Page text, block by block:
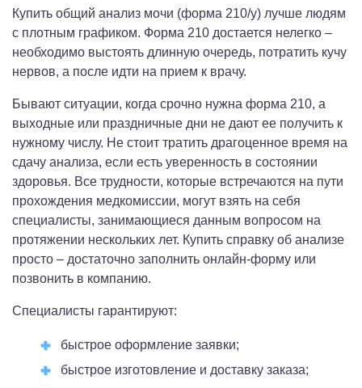
Купить общий анализ мочи (форма 210/у) лучше людям
с плотным графиком. Форма 210 достается нелегко –
необходимо выстоять длинную очередь, потратить кучу
нервов, а после идти на прием к врачу.
Бывают ситуации, когда срочно нужна форма 210, а
выходные или праздничные дни не дают ее получить к
нужному числу. Не стоит тратить драгоценное время на
сдачу анализа, если есть уверенность в состоянии
здоровья. Все трудности, которые встречаются на пути
прохождения медкомиссии, могут взять на себя
специалисты, занимающиеся данным вопросом на
протяжении нескольких лет. Купить справку об анализе
просто – достаточно заполнить онлайн-форму или
позвонить в компанию.
Специалисты гарантируют:
быстрое оформление заявки;
быстрое изготовление и доставку заказа;